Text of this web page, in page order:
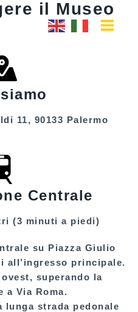
il Museo
11, 90133 Palermo
Centrale
(3 minuti a piedi)
su Piazza Giulio
all’ingresso principale.
superando la
a Via Roma.
lunga strada pedonale